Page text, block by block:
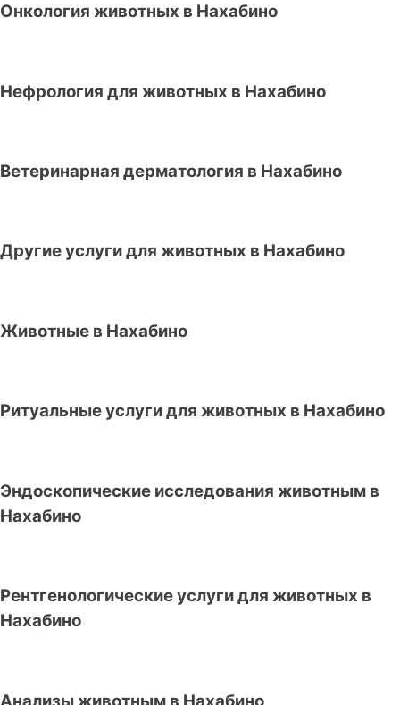
Онкология животных в Нахабино
Нефрология для животных в Нахабино
Ветеринарная дерматология в Нахабино
Другие услуги для животных в Нахабино
Животные в Нахабино
Ритуальные услуги для животных в Нахабино
Эндоскопические исследования животным в
Нахабино
Рентгенологические услуги для животных в
Нахабино
Анализы животным в Нахабино